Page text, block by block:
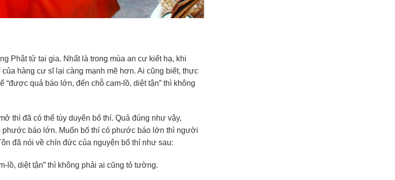
Phật tử tại gia. Nhất là trong mùa an cư kiết hạ, khi
hàng cư sĩ lại càng mạnh mẽ hơn. Ai cũng biết, thực
quả báo lớn, đến chỗ cam-lồ, diệt tận” thì không
thì đã có thể tùy duyên bố thí. Quả đúng như vậy,
báo lớn. Muốn bố thí có phước báo lớn thì người
đã nói về chín đức của nguyện bố thí như sau:
diệt tận” thì không phải ai cũng tỏ tường.